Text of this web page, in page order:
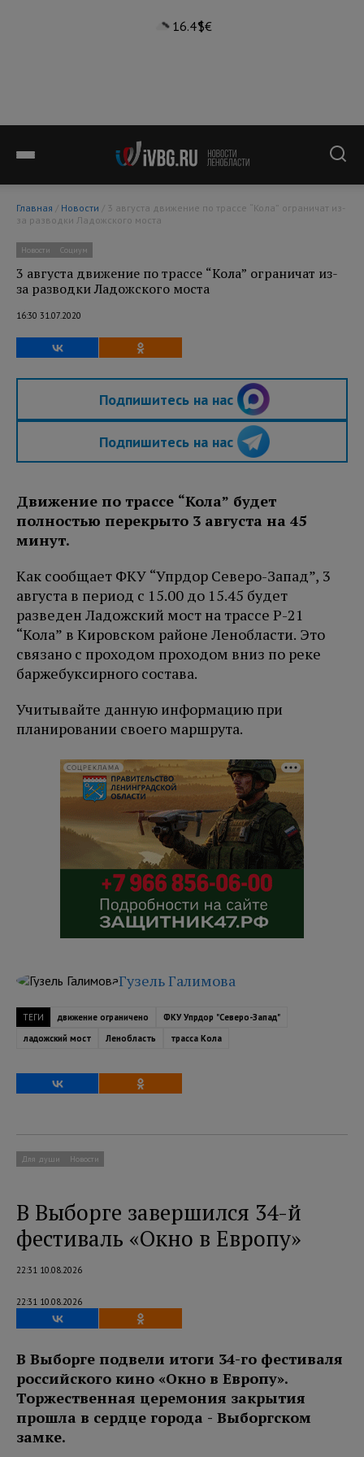
16.4°$€
Главная / Новости
за разводки Ладожского моста
Новости Социум
3 августа движение по трассе “Кола” ограничат из-
за разводки Ладожского моста
16:30 31.07.2020
Подпишитесь на нас
Подпишитесь на нас
Движение по трассе “Кола” будет
полностью перекрыто 3 августа на 45
минут.
Как сообщает ФКУ “Упрдор Северо-Запад”, 3
августа в период с 15.00 до 15.45 будет
разведен Ладожский мост на трассе Р-21
“Кола” в Кировском районе Ленобласти. Это
связано с проходом проходом вниз по реке
баржебуксирного состава.
Учитывайте данную информацию при
планировании своего маршрута.
СОЦРЕКЛАМА
Гузель Галимова
ТЕГИ движение ограничено
ФКУ Упрдор "Северо-Запад"
ладожский мост
Ленобласть трасса Кола
Для души Новости
В Выборге завершился 34-й
фестиваль «Окно в Европу»
22:31 10.08.2026
22:31 10.08.2026
В Выборге подвели итоги 34-го фестиваля
российского кино «Окно в Европу».
Торжественная церемония закрытия
прошла в сердце города - Выборгском
замке.